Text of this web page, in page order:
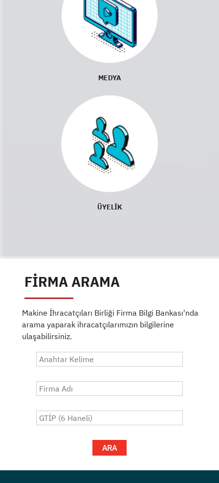
MEDYA
ÜYELİK
FİRMA ARAMA
Makine İhracatçıları Birliği Firma Bilgi Bankası'nda
arama yaparak ihracatçılarımızın bilgilerine
ulaşabilirsiniz.
ARA